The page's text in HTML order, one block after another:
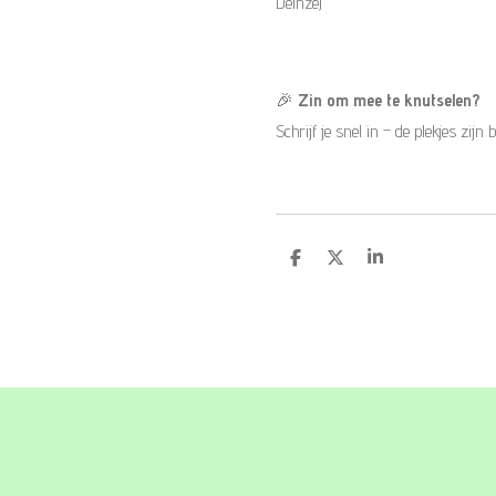
🎉 Zin om mee te knutselen?
Schrijf je snel in – de plekjes zijn
D
D
S